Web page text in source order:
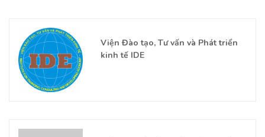
Viện Đào tạo, Tư vấn và Phát triển
kinh tế IDE